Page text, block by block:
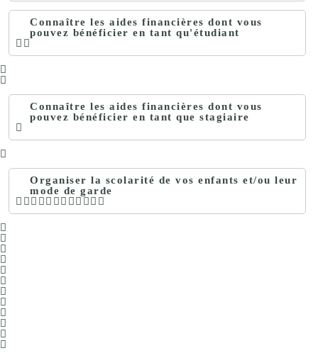
Connaître les aides financières dont vous
pouvez bénéficier en tant qu'étudiant
Connaître les aides financières dont vous
pouvez bénéficier en tant que stagiaire
Organiser la scolarité de vos enfants et/ou leur
mode de garde